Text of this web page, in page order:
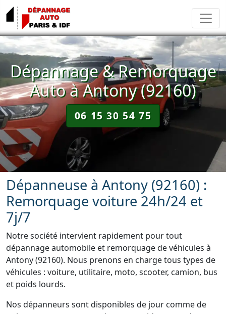
Dépannage & Remorquage
Auto à Antony (92160)
06 15 30 54 75
Dépanneuse à Antony (92160) :
Remorquage voiture 24h/24 et
7j/7
Notre société intervient rapidement pour tout
dépannage automobile et remorquage de véhicules à
Antony (92160). Nous prenons en charge tous types de
véhicules : voiture, utilitaire, moto, scooter, camion, bus
et poids lourds.
Nos dépanneurs sont disponibles de jour comme de